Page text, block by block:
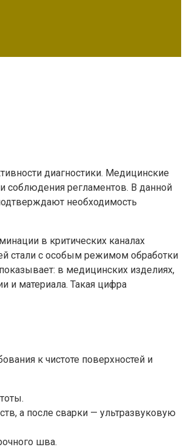
диагностики. Медицинские
соблюдения регламентов. В данной
необходимость
в критических каналах
стали с особым режимом обработки
в медицинских изделиях,
и материала. Такая цифра
к чистоте поверхностей и
а после сварки — ультразвуковую
шва.